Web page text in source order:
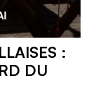
:
DU